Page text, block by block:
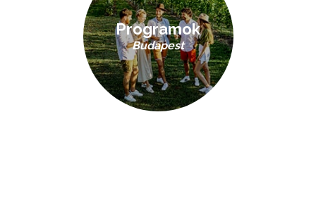
Programok
Budapest